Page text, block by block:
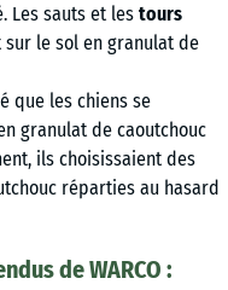
Les sauts et les tours
le sol en granulat de
que les chiens se
granulat de caoutchouc
ils choisissaient des
réparties au hasard
de WARCO :